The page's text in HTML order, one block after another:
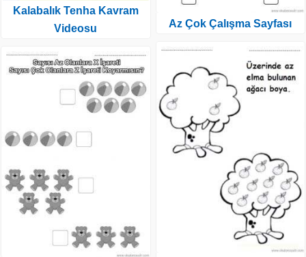
Kalabalık Tenha Kavram
Videosu
Az Çok Çalışma Sayfası